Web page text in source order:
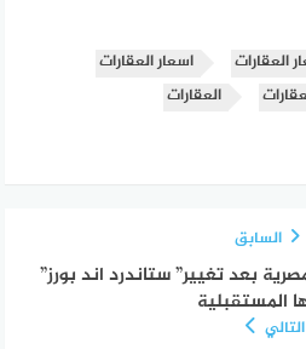
العقارات
اسعار العقارات
العقارات
السابق
بعد تغيير” ستاندرد اند بورز”
المستقبلية
التالي